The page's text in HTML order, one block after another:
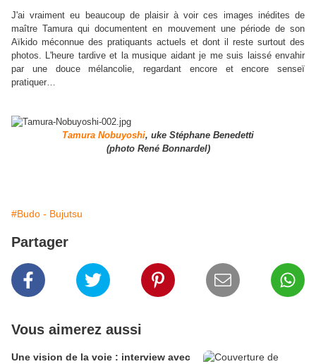
J'ai vraiment eu beaucoup de plaisir à voir ces images inédites de
maître Tamura qui documentent en mouvement une période de son
Aïkido méconnue des pratiquants actuels et dont il reste surtout des
photos. L'heure tardive et la musique aidant je me suis laissé envahir
par une douce mélancolie, regardant encore et encore senseï
pratiquer…
Tamura Nobuyoshi, uke Stéphane Benedetti
(photo René Bonnardel)
#Budo - Bujutsu
Partager
Vous aimerez aussi
Une vision de la voie : interview avec